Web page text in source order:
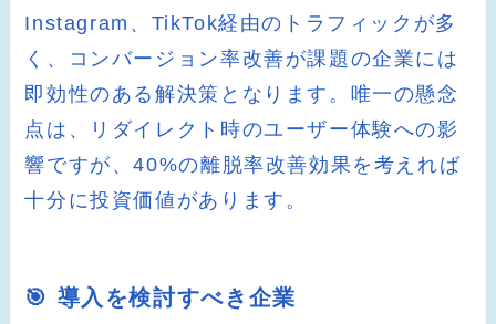
Instagram、TikTok経由のトラフィックが多
く、コンバージョン率改善が課題の企業には
即効性のある解決策となります。唯一の懸念
点は、リダイレクト時のユーザー体験への影
響ですが、40%の離脱率改善効果を考えれば
十分に投資価値があります。
🎯 導入を検討すべき企業